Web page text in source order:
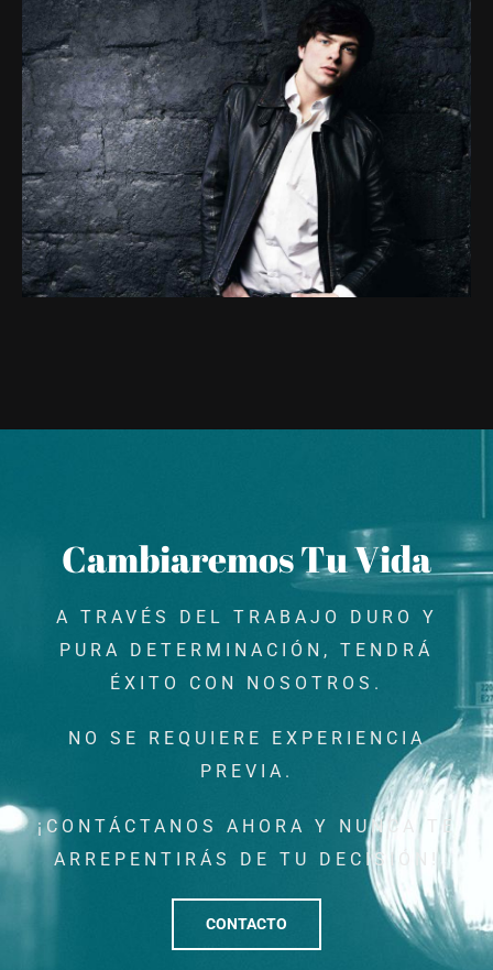
Cambiaremos Tu Vida
A TRAVÉS DEL TRABAJO DURO Y
PURA DETERMINACIÓN, TENDRÁ
ÉXITO CON NOSOTROS.
NO SE REQUIERE EXPERIENCIA
PREVIA.
¡CONTÁCTANOS AHORA Y NUNCA TE
ARREPENTIRÁS DE TU DECISIÓN!
CONTACTO